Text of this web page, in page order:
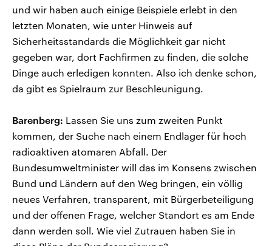
und wir haben auch einige Beispiele erlebt in den
letzten Monaten, wie unter Hinweis auf
Sicherheitsstandards die Möglichkeit gar nicht
gegeben war, dort Fachfirmen zu finden, die solche
Dinge auch erledigen konnten. Also ich denke schon,
da gibt es Spielraum zur Beschleunigung.
Barenberg: Lassen Sie uns zum zweiten Punkt
kommen, der Suche nach einem Endlager für hoch
radioaktiven atomaren Abfall. Der
Bundesumweltminister will das im Konsens zwischen
Bund und Ländern auf den Weg bringen, ein völlig
neues Verfahren, transparent, mit Bürgerbeteiligung
und der offenen Frage, welcher Standort es am Ende
dann werden soll. Wie viel Zutrauen haben Sie in